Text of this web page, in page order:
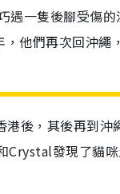
一隻後腳受傷
他們再次回沖繩
後，其後再到沖
發現了貓